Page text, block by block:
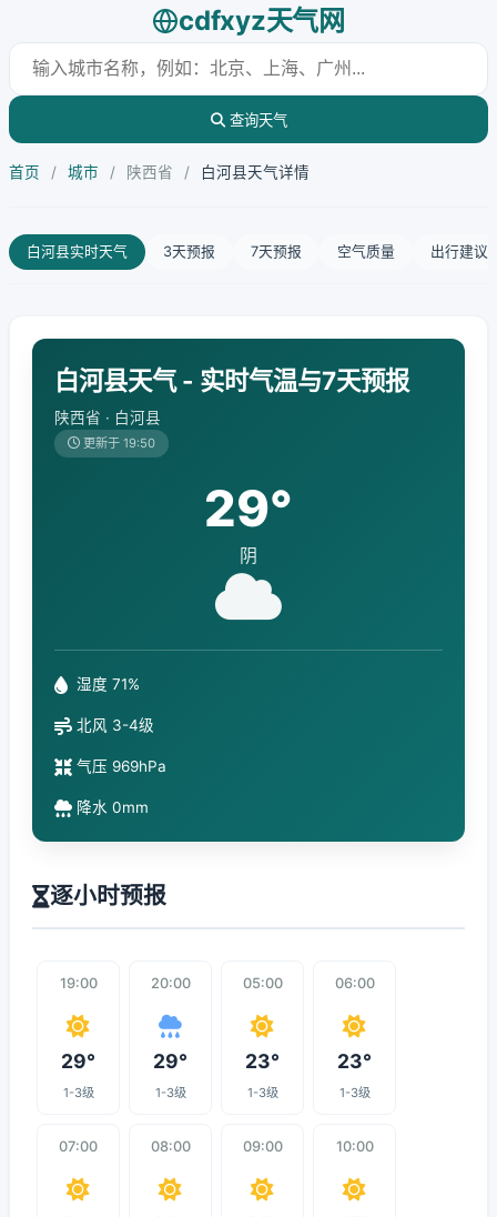
cdfxyz天气网
查询天气
首页 / 城市 / 陕西省 / 白河县天气详情
白河县实时天气 3天预报 7天预报 空气质量 出行建议
白河县天气 - 实时气温与7天预报
陕西省 · 白河县
更新于 19:50
29°
阴
湿度 71%
北风 3-4级
气压 969hPa
降水 0mm
逐小时预报
19:00
29°
1-3级
20:00
29°
1-3级
05:00
23°
1-3级
06:00
23°
1-3级
07:00 08:00 09:00 10:00